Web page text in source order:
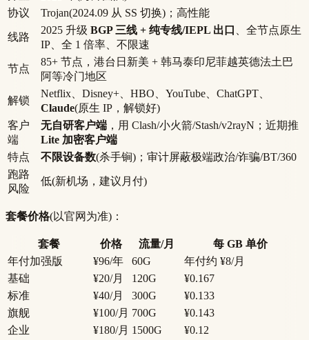
协议
Trojan(2024.09 从 SS 切换)；高性能
线路
2025 升级 BGP 三线 + 纯专线/IEPL 出口
、全节点原生
IP、全 1 倍率、不限速
节点
85+ 节点，港台日新美 + 韩马泰印尼菲越英德法土巴
阿等冷门地区
解锁
Netflix、Disney+、HBO、YouTube、ChatGPT、
Claude(原生 IP，解锁好)
客户
端
无自研客户端 ，用 Clash/小火箭/Stash/v2rayN；近期推
Lite 加密客户端
特点
不限设备数(杀手锏)；审计屏蔽极端政治/诈骗/BT/360
跑路
风险
低(新机场，建议月付)
套餐价格(以官网为准)：
套餐 价格 流量/月
每 GB 单价
年付加强版
¥96/年 60G
年付约 ¥8/月
基础
¥20/月 120G
¥0.167
标准
¥40/月 300G
¥0.133
旗舰
¥100/月 700G
¥0.143
企业
¥180/月 1500G
¥0.12